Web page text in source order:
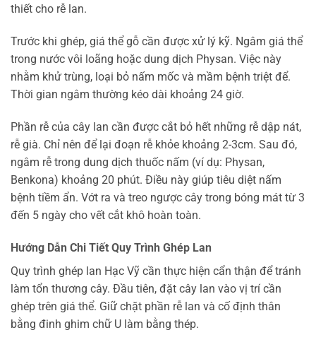
thiết cho rễ lan.
Trước khi ghép, giá thể gỗ cần được xử lý kỹ. Ngâm giá thể
trong nước vôi loãng hoặc dung dịch Physan. Việc này
nhằm khử trùng, loại bỏ nấm mốc và mầm bệnh triệt để.
Thời gian ngâm thường kéo dài khoảng 24 giờ.
Phần rễ của cây lan cần được cắt bỏ hết những rễ dập nát,
rễ già. Chỉ nên để lại đoạn rễ khỏe khoảng 2-3cm. Sau đó,
ngâm rễ trong dung dịch thuốc nấm (ví dụ: Physan,
Benkona) khoảng 20 phút. Điều này giúp tiêu diệt nấm
bệnh tiềm ẩn. Vớt ra và treo ngược cây trong bóng mát từ 3
đến 5 ngày cho vết cắt khô hoàn toàn.
Hướng Dẫn Chi Tiết Quy Trình Ghép Lan
Quy trình ghép lan Hạc Vỹ cần thực hiện cẩn thận để tránh
làm tổn thương cây. Đầu tiên, đặt cây lan vào vị trí cần
ghép trên giá thể. Giữ chặt phần rễ lan và cố định thân
bằng đinh ghim chữ U làm bằng thép.